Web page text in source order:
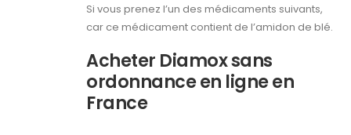
Si vous prenez l’un des médicaments suivants,
car ce médicament contient de l’amidon de blé.
Acheter Diamox sans
ordonnance en ligne en
France